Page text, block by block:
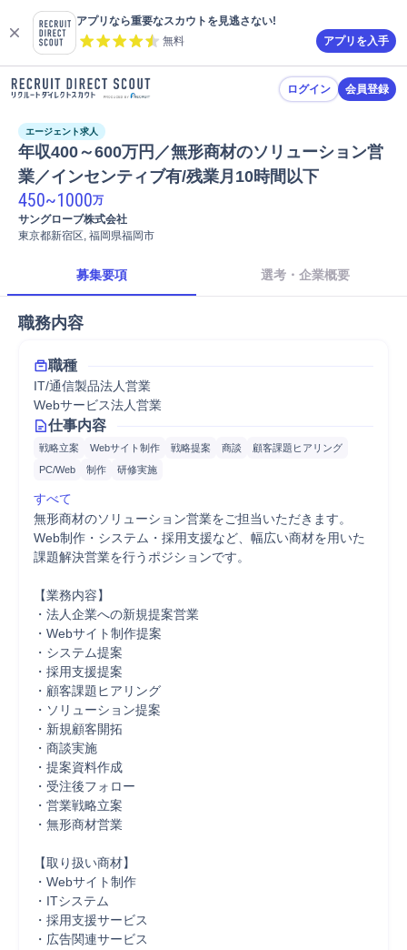
アプリなら重要なスカウトを見逃さない!
無料
アプリを入手
ログイン 会員登録
エージェント求人
年収400～600万円／無形商材のソリューション営
業／インセンティブ有/残業月10時間以下
450~1000万
サングローブ株式会社
東京都新宿区, 福岡県福岡市
募集要項 選考・企業概要
職務内容
職種
IT/通信製品法人営業
Webサービス法人営業
仕事内容
戦略立案 Webサイト制作 戦略提案 商談
顧客課題ヒアリング
PC/Web
制作 研修実施
すべて
無形商材のソリューション営業をご担当いただきます。
Web制作・システム・採用支援など、幅広い商材を用いた
課題解決営業を行うポジションです。
【業務内容】
・法人企業への新規提案営業
・Webサイト制作提案
・システム提案
・採用支援提案
・顧客課題ヒアリング
・ソリューション提案
・新規顧客開拓
・商談実施
・提案資料作成
・受注後フォロー
・営業戦略立案
・無形商材営業
【取り扱い商材】
・Webサイト制作
・ITシステム
・採用支援サービス
・広告関連サービス